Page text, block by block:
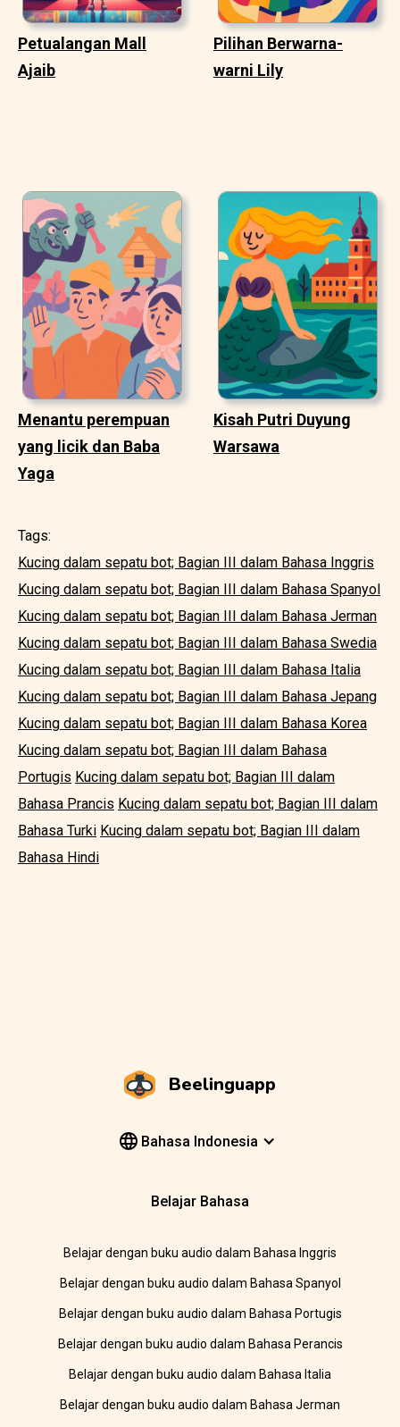
Petualangan Mall
Ajaib
Pilihan Berwarna-
warni Lily
Menantu perempuan
yang licik dan Baba
Yaga
Kisah Putri Duyung
Warsawa
Tags:
Kucing dalam sepatu bot; Bagian III dalam Bahasa Inggris
Kucing dalam sepatu bot; Bagian III dalam Bahasa Spanyol
Kucing dalam sepatu bot; Bagian III dalam Bahasa Jerman
Kucing dalam sepatu bot; Bagian III dalam Bahasa Swedia
Kucing dalam sepatu bot; Bagian III dalam Bahasa Italia
Kucing dalam sepatu bot; Bagian III dalam Bahasa Jepang
Kucing dalam sepatu bot; Bagian III dalam Bahasa Korea
Kucing dalam sepatu bot; Bagian III dalam Bahasa
Portugis Kucing dalam sepatu bot; Bagian III dalam
Bahasa Prancis Kucing dalam sepatu bot; Bagian III dalam
Bahasa Turki Kucing dalam sepatu bot; Bagian III dalam
Bahasa Hindi
Beelinguapp
Bahasa Indonesia
Belajar Bahasa
Belajar dengan buku audio dalam Bahasa Inggris
Belajar dengan buku audio dalam Bahasa Spanyol
Belajar dengan buku audio dalam Bahasa Portugis
Belajar dengan buku audio dalam Bahasa Perancis
Belajar dengan buku audio dalam Bahasa Italia
Belajar dengan buku audio dalam Bahasa Jerman